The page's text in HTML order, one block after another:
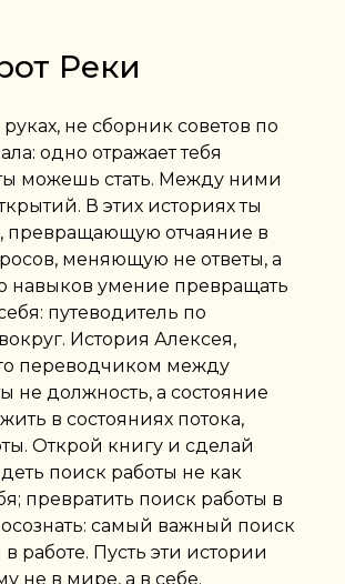
Реки
не сборник советов по
одно отражает тебя
можешь стать. Между ними
В этих историях ты
отчаяние в
меняющую не ответы, а
навыков умение превращать
путеводитель по
История Алексея,
переводчиком между
не должность, а состояние
в состояниях потока,
Открой книгу и сделай
поиск работы не как
превратить поиск работы в
самый важный поиск
работе. Пусть эти истории
не в мире, а в себе.